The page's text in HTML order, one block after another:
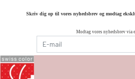
Skriv dig op til vores nyhedsbrev og modtag
Modtag vores nyhedsbrev via